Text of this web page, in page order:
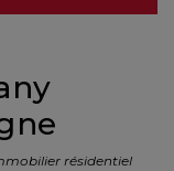
résidentiel